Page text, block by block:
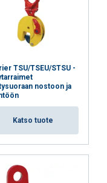
TSU/TSEU/STSU -
nostoon ja
Katso tuote
ENGLISH TRANSLATION
käytöstäsi
muihin
tai joita he